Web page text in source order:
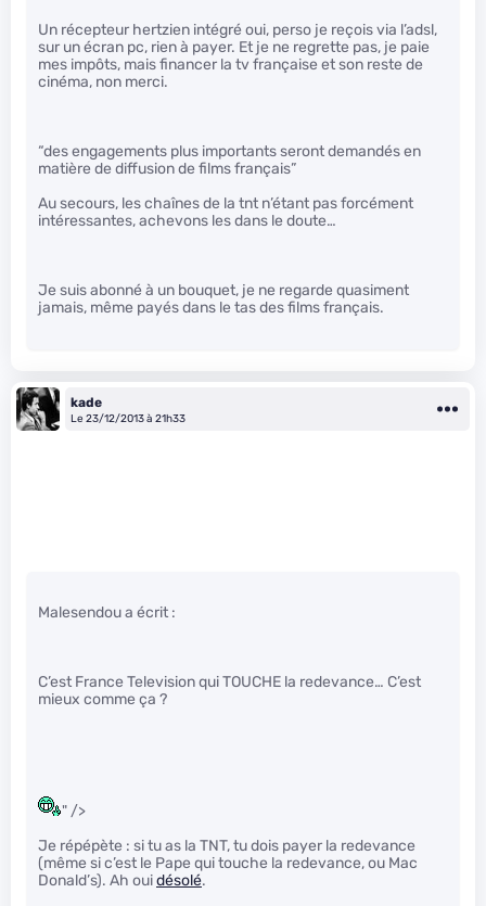
Un récepteur hertzien intégré oui, perso je reçois via l’adsl,
sur un écran pc, rien à payer. Et je ne regrette pas, je paie
mes impôts, mais financer la tv française et son reste de
cinéma, non merci.
“des engagements plus importants seront demandés en
matière de diffusion de films français”
Au secours, les chaînes de la tnt n’étant pas forcément
intéressantes, achevons les dans le doute…
Je suis abonné à un bouquet, je ne regarde quasiment
jamais, même payés dans le tas des films français.
kade
Le 23/12/2013 à 21h33
Malesendou a écrit :
C’est France Television qui TOUCHE la redevance… C’est
mieux comme ça ?
" />
Je répépète : si tu as la TNT, tu dois payer la redevance
(même si c’est le Pape qui touche la redevance, ou Mac
Donald’s). Ah ouidésolé.